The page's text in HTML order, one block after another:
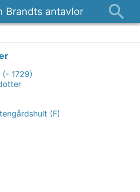
Brandts antavlor
(- 1729)
(F)